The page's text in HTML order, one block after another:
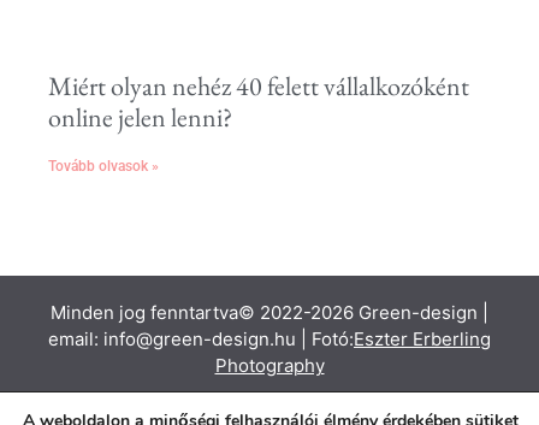
Miért olyan nehéz 40 felett vállalkozóként
online jelen lenni?
Tovább olvasok »
Minden jog fenntartva© 2022-2026 Green-design |
email: info@green-design.hu | Fotó:Eszter Erberling
Photography